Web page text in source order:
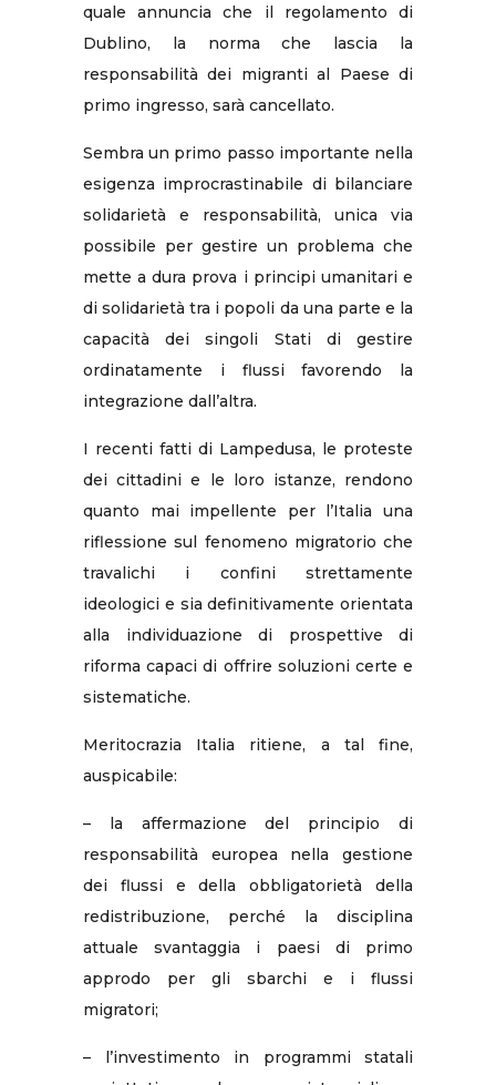
quale annuncia che il regolamento di
Dublino, la norma che lascia la
responsabilità dei migranti al Paese di
primo ingresso, sarà cancellato.
Sembra un primo passo importante nella
esigenza improcrastinabile di bilanciare
solidarietà e responsabilità, unica via
possibile per gestire un problema che
mette a dura prova i principi umanitari e
di solidarietà tra i popoli da una parte e la
capacità dei singoli Stati di gestire
ordinatamente i flussi favorendo la
integrazione dall’altra.
I recenti fatti di Lampedusa, le proteste
dei cittadini e le loro istanze, rendono
quanto mai impellente per l’Italia una
riflessione sul fenomeno migratorio che
travalichi i confini strettamente
ideologici e sia definitivamente orientata
alla individuazione di prospettive di
riforma capaci di offrire soluzioni certe e
sistematiche.
Meritocrazia Italia ritiene, a tal fine,
auspicabile:
– la affermazione del principio di
responsabilità europea nella gestione
dei flussi e della obbligatorietà della
redistribuzione, perché la disciplina
attuale svantaggia i paesi di primo
approdo per gli sbarchi e i flussi
migratori;
– l’investimento in programmi statali